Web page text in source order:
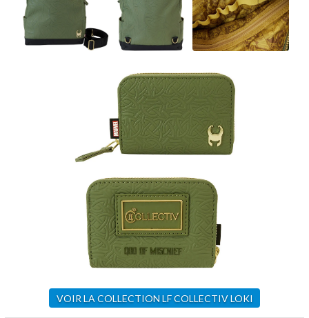
VOIR LA COLLECTION LF COLLECTIV LOKI